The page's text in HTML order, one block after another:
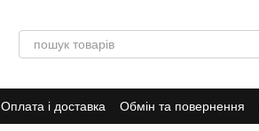
Оплата і доставка Обмін та повернення